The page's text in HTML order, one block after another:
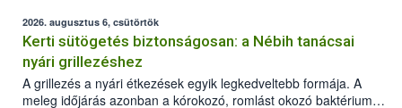
érésű szőlőkben is legyen lehetőség a károsító elleni további
védekezésre. Az Oroganic készítmény kis kiszerelésben kiskerti
felhasználók számára is elérhető és ökológiai termesztésben is
engedélyezett.
2026. augusztus 6, csütörtök
Kerti sütögetés biztonságosan: a Nébih tanácsai
nyári grillezéshez
A grillezés a nyári étkezések egyik legkedveltebb formája. A
meleg időjárás azonban a kórokozó, romlást okozó baktériumok